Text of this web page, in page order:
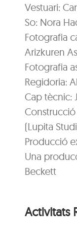
Vestuari:
So: Nora
Fotografia
Arizkuren
Fotografia
Regidoria:
Cap tècnic:
Construcció
(Lupita
Producció
Una
Beckett
Activitats